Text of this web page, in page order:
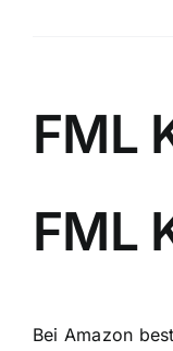
FML
FML
Bei Amazon